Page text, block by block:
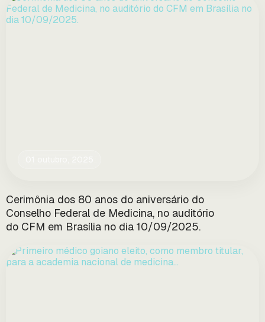
Cerimônia dos 80 anos do aniversário do
Conselho Federal de Medicina, no auditório
do CFM em Brasília no dia 10/09/2025.